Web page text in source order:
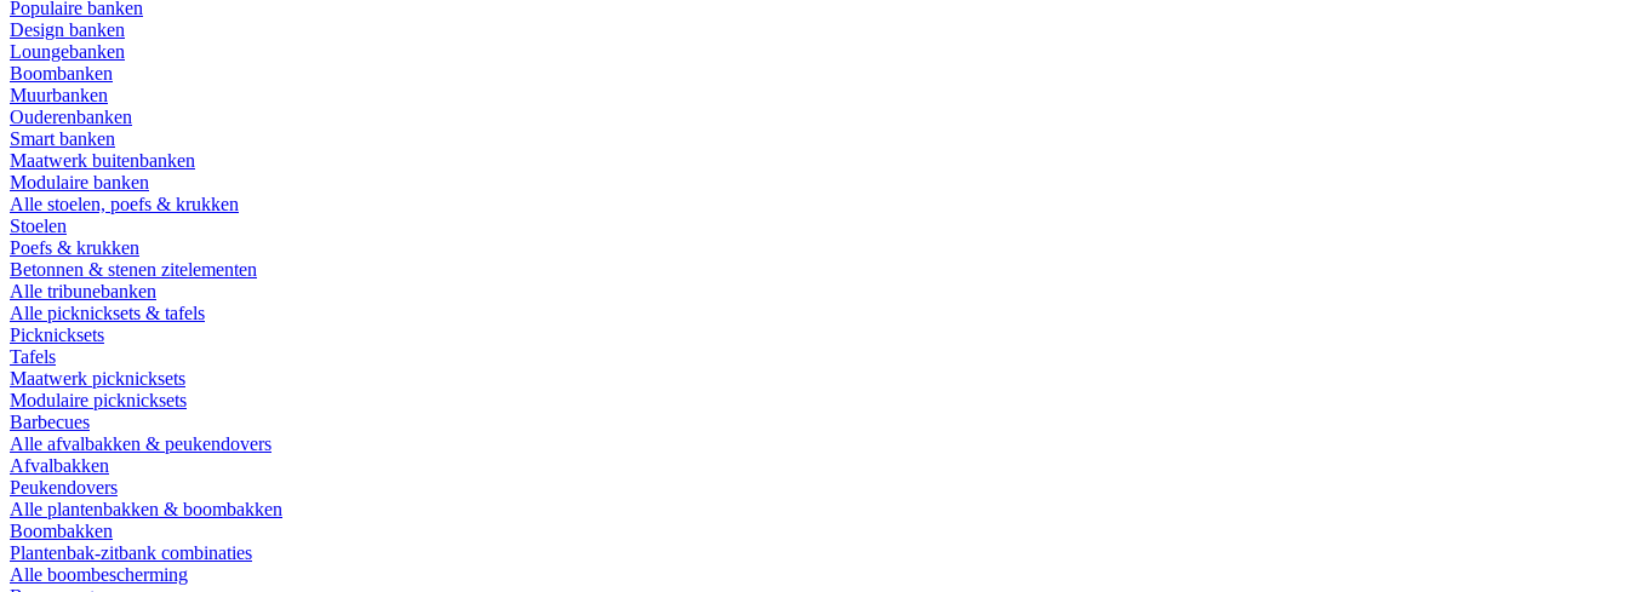
Populaire banken
Design banken
Loungebanken
Boombanken
Muurbanken
Ouderenbanken
Smart banken
Maatwerk buitenbanken
Modulaire banken
Alle stoelen, poefs & krukken
Stoelen
Poefs & krukken
Betonnen & stenen zitelementen
Alle tribunebanken
Alle picknicksets & tafels
Picknicksets
Tafels
Maatwerk picknicksets
Modulaire picknicksets
Barbecues
Alle afvalbakken & peukendovers
Afvalbakken
Peukendovers
Alle plantenbakken & boombakken
Boombakken
Plantenbak-zitbank combinaties
Alle boombescherming